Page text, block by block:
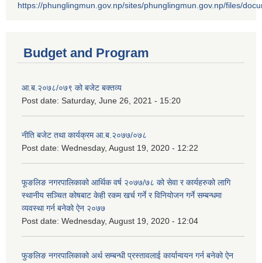
https://phunglingmun.gov.np/sites/phunglingmun.gov.np/files/
Budget and Program
आ.ब.२०७८/०७९ को बजेट बक्तव्य
Post date: Saturday, June 26, 2021 - 15:20
नीति बजेट तथा कार्यक्रम आ.ब.२०७७/०७८
Post date: Wednesday, August 19, 2020 - 12:22
फूङलिङ नगरपालिकाको आर्थिक वर्ष २०७७/७८ को सेवा र कार्यहरुको लागि
स्थानीय सञ्चित कोषबाट केही रकम खर्च गर्ने र विनियोजन गर्ने सम्बन्धमा
व्यवस्था गर्न बनेको ऐन २०७७
Post date: Wednesday, August 19, 2020 - 12:04
फुङलिङ नगरपालिकाको अर्थ सम्बन्धी प्रस्तावलाई कार्यान्वयन गर्न बनेको ऐन